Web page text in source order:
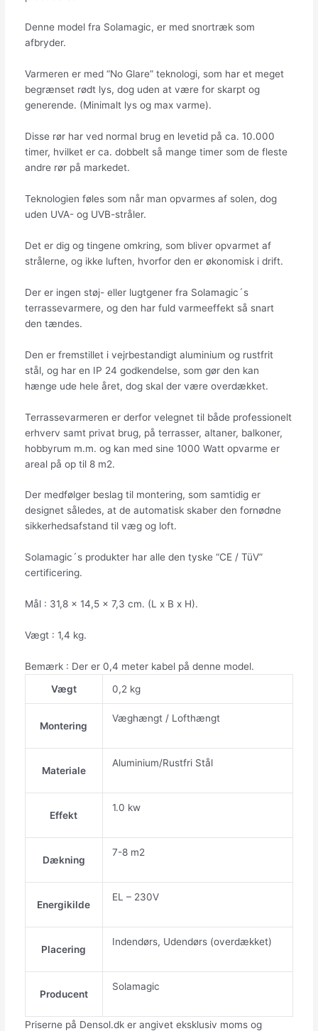
Denne model fra Solamagic, er med snortræk som
afbryder.
Varmeren er med “No Glare” teknologi, som har et meget
begrænset rødt lys, dog uden at være for skarpt og
generende. (Minimalt lys og max varme).
Disse rør har ved normal brug en levetid på ca. 10.000
timer, hvilket er ca. dobbelt så mange timer som de fleste
andre rør på markedet.
Teknologien føles som når man opvarmes af solen, dog
uden UVA- og UVB-stråler.
Det er dig og tingene omkring, som bliver opvarmet af
strålerne, og ikke luften, hvorfor den er økonomisk i drift.
Der er ingen støj- eller lugtgener fra Solamagic´s
terrassevarmere, og den har fuld varmeeffekt så snart
den tændes.
Den er fremstillet i vejrbestandigt aluminium og rustfrit
stål, og har en IP 24 godkendelse, som gør den kan
hænge ude hele året, dog skal der være overdækket.
Terrassevarmeren er derfor velegnet til både professionelt
erhverv samt privat brug, på terrasser, altaner, balkoner,
hobbyrum m.m. og kan med sine 1000 Watt opvarme er
areal på op til 8 m2.
Der medfølger beslag til montering, som samtidig er
designet således, at de automatisk skaber den fornødne
sikkerhedsafstand til væg og loft.
Solamagic´s produkter har alle den tyske “CE / TüV”
certificering.
Mål : 31,8 x 14,5 x 7,3 cm. (L x B x H).
Vægt : 1,4 kg.
Bemærk : Der er 0,4 meter kabel på denne model.
Vægt
0,2 kg
Montering
Væghængt / Lofthængt
Materiale
Aluminium/Rustfri Stål
Effekt
1.0 kw
Dækning
7-8 m2
Energikilde
EL – 230V
Placering
Indendørs, Udendørs (overdækket)
Producent
Solamagic
Priserne på Densol.dk er angivet eksklusiv moms og